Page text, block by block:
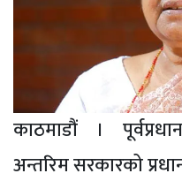
काठमाडौं ।
अन्तरिम सरकारको